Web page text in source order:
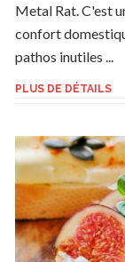
Metal Rat. C'est
confort
pathos inutiles ...
PLUS DE DÉTAILS